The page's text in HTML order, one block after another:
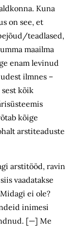
Kuna
on see, et
teadlased,
maailma
enam levinud
ilmnes –
kõik
kõige
arstiteaduste
arstitööd, ravin
vaadatakse
ei ole?
inimesi
[—] Me